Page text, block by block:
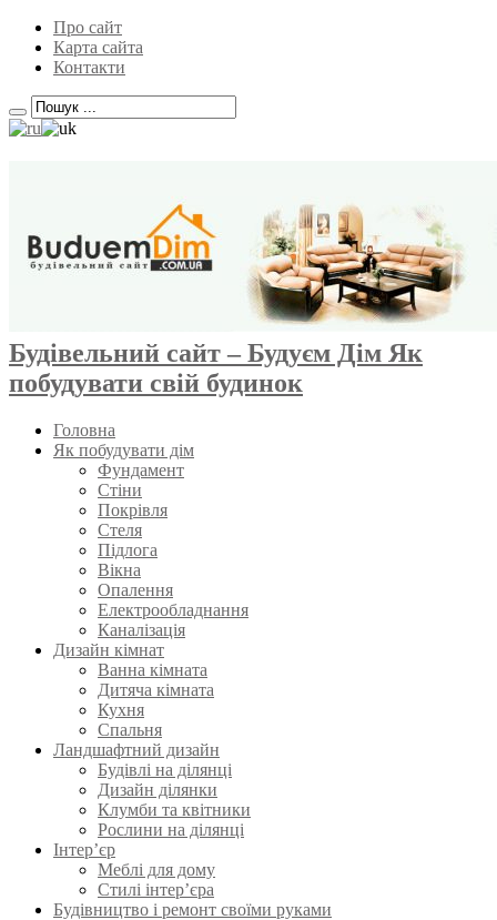
Про сайт
Карта сайта
Контакти
Будівельний сайт – Будуєм Дім Як
побудувати свій будинок
Головна
Як побудувати дім
Фундамент
Стіни
Покрівля
Стеля
Підлога
Вікна
Опалення
Електрообладнання
Каналізація
Дизайн кімнат
Ванна кімната
Дитяча кімната
Кухня
Спальня
Ландшафтний дизайн
Будівлі на ділянці
Дизайн ділянки
Клумби та квітники
Рослини на ділянці
Інтер’єр
Меблі для дому
Стилі інтер’єра
Будівництво і ремонт своїми руками